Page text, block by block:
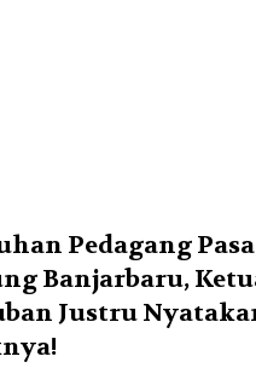
Pedagang
Banjarbaru,
Justru